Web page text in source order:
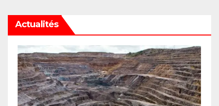
Actualités